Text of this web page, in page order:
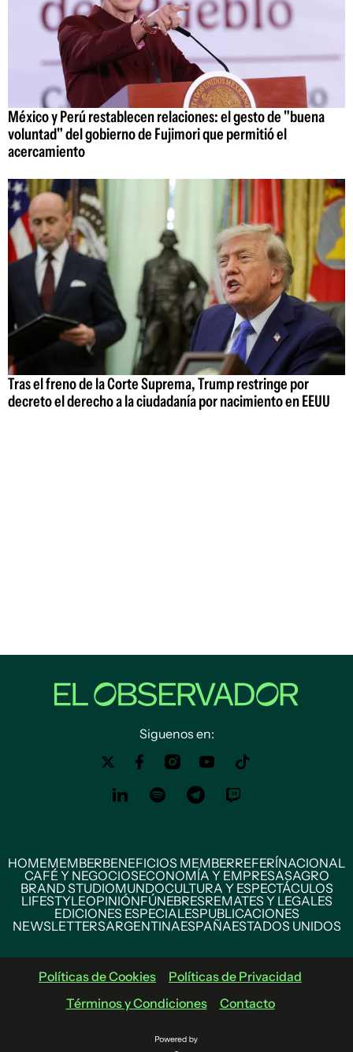
México y Perú restablecen relaciones: el gesto de "buena
voluntad" del gobierno de Fujimori que permitió el
acercamiento
Tras el freno de la Corte Suprema, Trump restringe por
decreto el derecho a la ciudadanía por nacimiento en EEUU
Siguenos en:
HOMEMEMBERBENEFICIOS MEMBERREFERÍNACIONAL
CAFÉ Y NEGOCIOSECONOMÍA Y EMPRESASAGRO
BRAND STUDIOMUNDOCULTURA Y ESPECTÁCULOS
LIFESTYLEOPINIÓNFÚNEBRESREMATES Y LEGALES
EDICIONES ESPECIALESPUBLICACIONES
NEWSLETTERSARGENTINAESPAÑAESTADOS UNIDOS
Políticas de Cookies
Políticas de Privacidad
Términos y Condiciones
Contacto